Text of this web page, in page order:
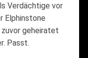
Verdächtige vor
Elphinstone
geheiratet
Passt.